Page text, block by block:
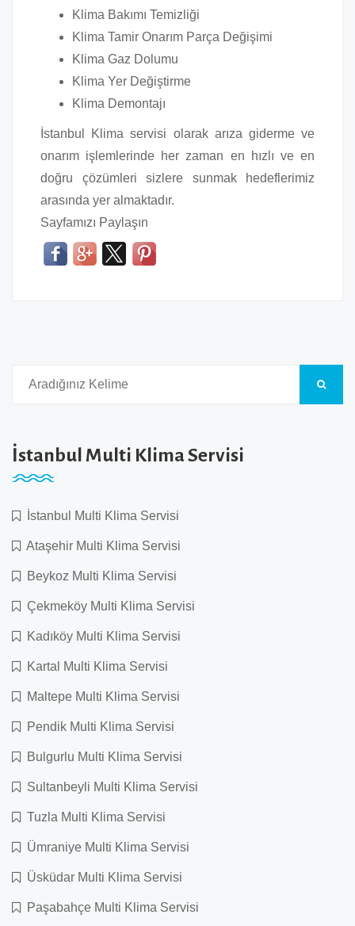
Klima Bakımı Temizliği
Klima Tamir Onarım Parça Değişimi
Klima Gaz Dolumu
Klima Yer Değiştirme
Klima Demontajı
İstanbul Klima servisi olarak arıza giderme ve
onarım işlemlerinde her zaman en hızlı ve en
doğru çözümleri sizlere sunmak hedeflerimiz
arasında yer almaktadır.
Sayfamızı Paylaşın
İstanbul Multi Klima Servisi
İstanbul Multi Klima Servisi
Ataşehir Multi Klima Servisi
Beykoz Multi Klima Servisi
Çekmeköy Multi Klima Servisi
Kadıköy Multi Klima Servisi
Kartal Multi Klima Servisi
Maltepe Multi Klima Servisi
Pendik Multi Klima Servisi
Bulgurlu Multi Klima Servisi
Sultanbeyli Multi Klima Servisi
Tuzla Multi Klima Servisi
Ümraniye Multi Klima Servisi
Üsküdar Multi Klima Servisi
Paşabahçe Multi Klima Servisi